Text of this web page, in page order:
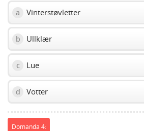
a Vinterstøvletter
b Ullklær
c Lue
d Votter
Domanda 4: